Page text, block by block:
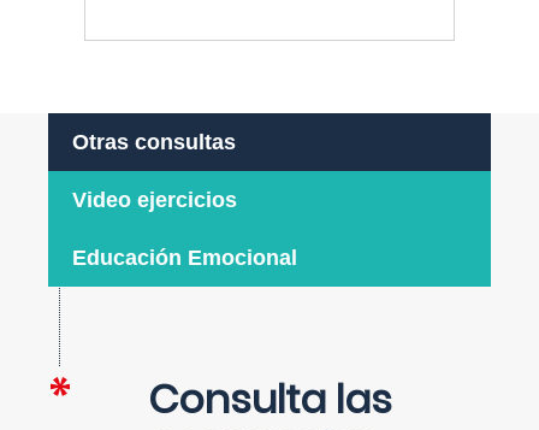
Otras consultas
Video ejercicios
Educación Emocional
Consulta las